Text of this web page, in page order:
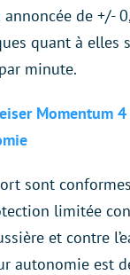
de +/-
quant à elles
minute.
Momentum
sont
limitée
et contre
autonomie est